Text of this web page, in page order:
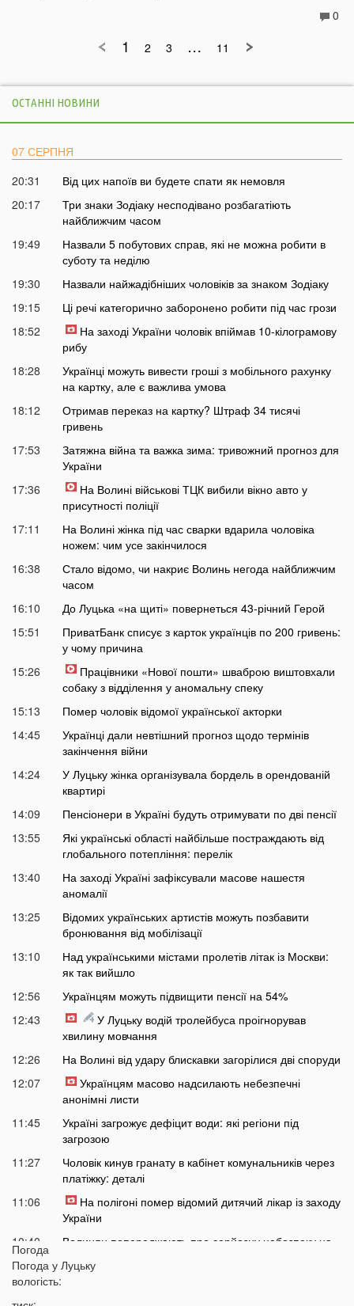
0
1 2 3 … 11
ОСТАННІ НОВИНИ
07 СЕРПНЯ
20:31
Від цих напоїв ви будете спати як немовля
20:17
Три знаки Зодіаку несподівано розбагатіють
найближчим часом
19:49
Назвали 5 побутових справ, які не можна робити в
суботу та неділю
19:30
Назвали найжадібніших чоловіків за знаком Зодіаку
19:15
Ці речі категорично заборонено робити під час грози
18:52
На заході України чоловік впіймав 10-кілограмову
рибу
18:28
Українці можуть вивести гроші з мобільного рахунку
на картку, але є важлива умова
18:12
Отримав переказ на картку? Штраф 34 тисячі
гривень
17:53
Затяжна війна та важка зима: тривожний прогноз для
України
17:36
На Волині військові ТЦК вибили вікно авто у
присутності поліції
17:11
На Волині жінка під час сварки вдарила чоловіка
ножем: чим усе закінчилося
16:38
Стало відомо, чи накриє Волинь негода найближчим
часом
16:10
До Луцька «на щиті» повернеться 43-річний Герой
15:51
ПриватБанк списує з карток українців по 200 гривень:
у чому причина
15:26
Працівники «Нової пошти» шваброю виштовхали
собаку з відділення у аномальну спеку
15:13
Помер чоловік відомої української акторки
14:45
Українці дали невтішний прогноз щодо термінів
закінчення війни
14:24
У Луцьку жінка організувала бордель в орендованій
квартирі
14:09
Пенсіонери в Україні будуть отримувати по дві пенсії
13:55
Які українські області найбільше постраждають від
глобального потепління: перелік
13:40
На заході Україні зафіксували масове нашестя
аномалії
13:25
Відомих українських артистів можуть позбавити
бронювання від мобілізації
13:10
Над українськими містами пролетів літак із Москви:
як так вийшло
12:56
Українцям можуть підвищити пенсії на 54%
12:43
У Луцьку водій тролейбуса проігнорував
хвилину мовчання
12:26
На Волині від удару блискавки загорілися дві споруди
12:07
Українцям масово надсилають небезпечні
анонімні листи
11:45
Україні загрожує дефіцит води: які регіони під
загрозою
11:27
Чоловік кинув гранату в кабінет комунальників через
платіжку: деталі
11:06
На полігоні помер відомий дитячий лікар із заходу
України
10:40
Волинян попереджають про серйозну небезпеку на
10:15
Погода
Погода у Луцьку
вологість: